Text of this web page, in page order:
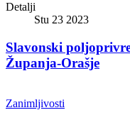
Detalji
Stu 23 2023
Slavonski
Županja-Orašje
Zanimljivosti